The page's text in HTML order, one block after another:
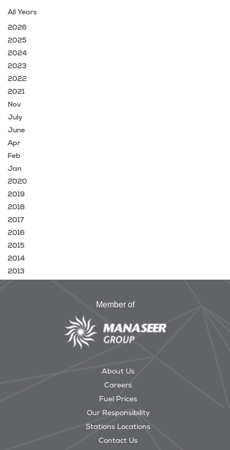
All Years
2026
2025
2024
2023
2022
2021
Nov
July
June
Apr
Feb
Jan
2020
2019
2018
2017
2016
2015
2014
2013
Member of
About Us
Careers
Fuel Prices
Our Responsibility
Stations Locations
Contact Us